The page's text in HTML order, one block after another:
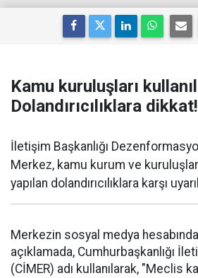
Kamu kuruluşları
Dolandırıcılıklara dikkat!
İletişim Başkanlığı
Merkez, kamu kurum ve
yapılan dolandırıcılıklara karşı
Merkezin sosyal medya
açıklamada, Cumhurbaşkanlığı
(CİMER) adı kullanılarak, "Meclis